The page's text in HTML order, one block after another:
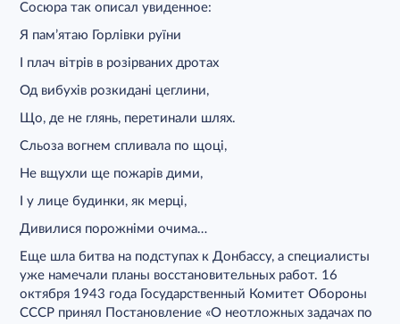
Сосюра так описал увиденное:
Я пам’ятаю Горлівки руїни
І плач вітрів в розірваних дротах
Од вибухів розкидані цеглини,
Що, де не глянь, перетинали шлях.
Сльоза вогнем спливала по щоці,
Не вщухли ще пожарів дими,
І у лице будинки, як мерці,
Дивилися порожніми очима…
Еще шла битва на подступах к Донбассу, а специалисты
уже намечали планы восстановительных работ. 16
октября 1943 года Государственный Комитет Обороны
СССР принял Постановление «О неотложных задачах по